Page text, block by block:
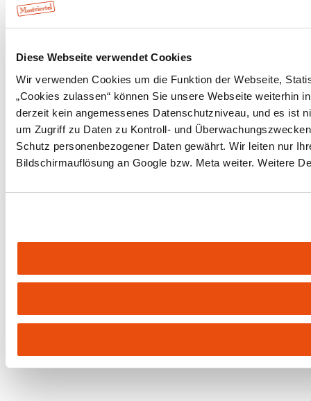
Diese Webseite verwendet Cookies
Wir verwenden Cookies um die Funktion der Webseite,
„Cookies zulassen“ können Sie unsere Webseite weiterhin
derzeit kein angemessenes Datenschutzniveau, und es ist
um Zugriff zu Daten zu Kontroll- und
Schutz personenbezogener Daten gewährt. Wir leiten nur
Bildschirmauflösung an Google bzw. Meta weiter. Weitere